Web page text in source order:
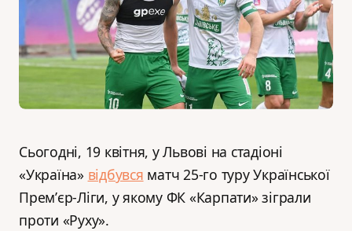
Сьогодні, 19 квітня, у Львові на стадіоні
«Україна» відбувся матч 25-го туру Української
Премʼєр-Ліги, у якому ФК «Карпати» зіграли
проти «Руху».